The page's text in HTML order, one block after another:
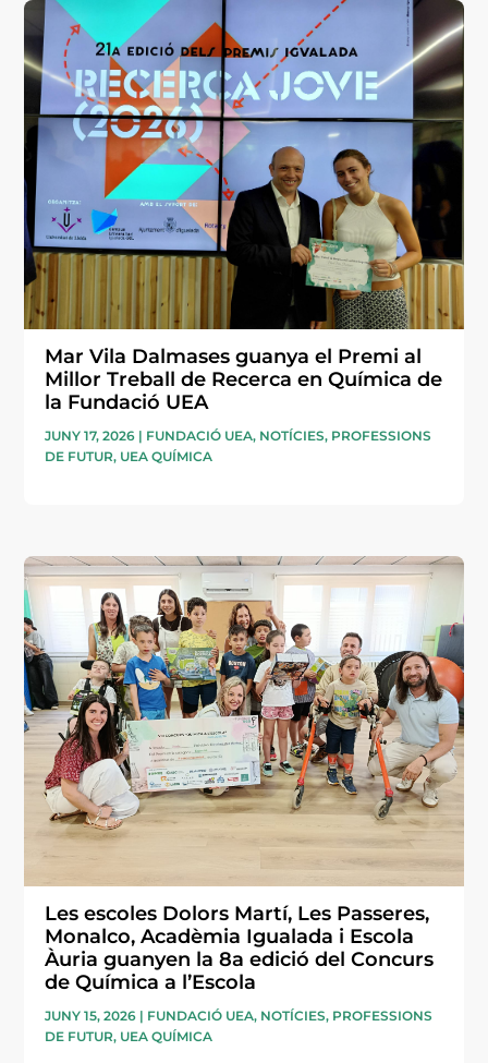
Mar Vila Dalmases guanya el Premi al
Millor Treball de Recerca en Química de
la Fundació UEA
JUNY 17, 2026 | FUNDACIÓ UEA, NOTÍCIES, PROFESSIONS
DE FUTUR, UEA QUÍMICA
Les escoles Dolors Martí, Les Passeres,
Monalco, Acadèmia Igualada i Escola
Àuria guanyen la 8a edició del Concurs
de Química a l’Escola
JUNY 15, 2026 | FUNDACIÓ UEA, NOTÍCIES, PROFESSIONS
DE FUTUR, UEA QUÍMICA